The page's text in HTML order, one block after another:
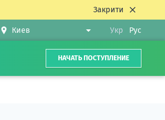
Закрити
Укр Рус
НАЧАТЬ ПОСТУПЛЕНИЕ